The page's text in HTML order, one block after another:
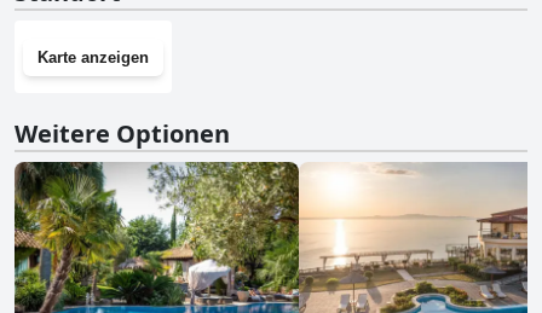
Karte anzeigen
Weitere Optionen